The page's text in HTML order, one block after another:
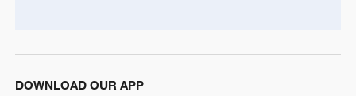
DOWNLOAD OUR APP